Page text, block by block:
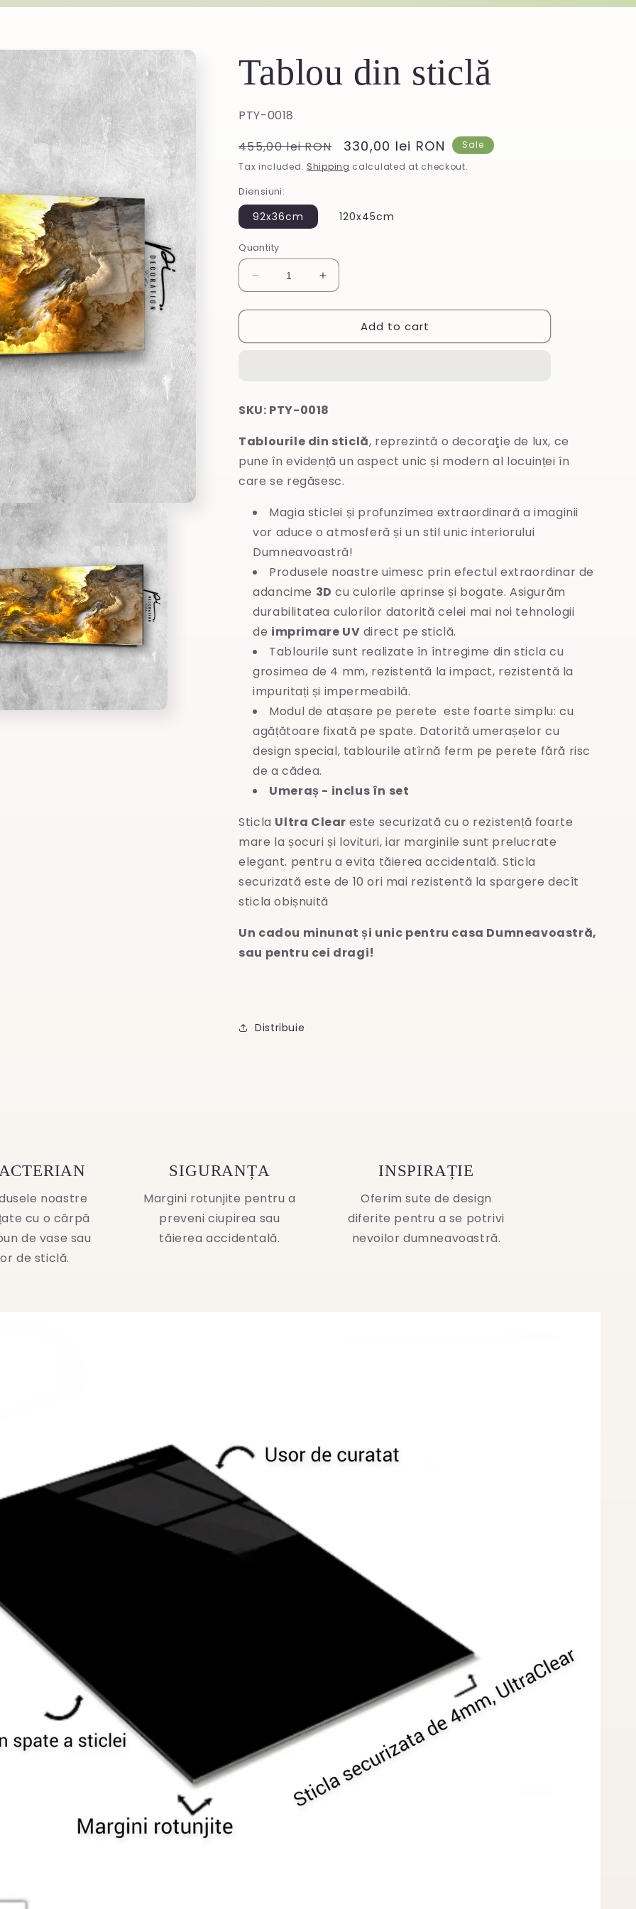
Tablou din sticlă
SKU:
PTY-0018
Regular
price
455,00 lei RON
Sale
price
330,00 lei RON
Sale
Tax included. Shipping calculated at checkout.
Diensiuni:
92x36cm 120x45cm
Quantity
Decrease
quantity
for
din
Increase
quantity
for
din
Add to cart
SKU: PTY-0018
Tablourile din sticlă, reprezintă o decoraţie de lux, ce
pune în evidență un aspect unic și modern al locuinței în
care se regăsesc.
Magia sticlei și profunzimea extraordinară a imaginii
vor aduce o atmosferă și un stil unic interiorului
Dumneavoastră!
Produsele noastre uimesc prin efectul extraordinar de
adancime 3D cu culorile aprinse și bogate. Asigurăm
durabilitatea culorilor datorită celei mai noi tehnologii
de imprimare UV direct pe sticlă.
Tablourile sunt realizate în întregime din sticla cu
grosimea de 4 mm, rezistentă la impact, rezistentă la
impuritați și impermeabilă.
Modul de atașare pe perete este foarte simplu: cu
agățătoare fixată pe spate. Datorită umerașelor cu
design special, tablourile atîrnă ferm pe perete fără risc
de a cădea.
Umeraș - inclus în set
Sticla Ultra Clear este securizată cu o rezistență foarte
mare la șocuri și lovituri, iar marginile sunt prelucrate
elegant. pentru a evita tăierea accidentală. Sticla
securizată este de 10 ori mai rezistentă la spargere decît
sticla obișnuită
Un cadou minunat și unic pentru casa Dumneavoastră,
sau pentru cei dragi!
Distribuie
noastre
cu o cârpă
de vase sau
de sticlă.
SIGURANȚA
Margini rotunjite pentru a
preveni ciupirea sau
tăierea accidentală.
INSPIRAȚIE
Oferim sute de design
diferite pentru a se potrivi
nevoilor dumneavoastră.